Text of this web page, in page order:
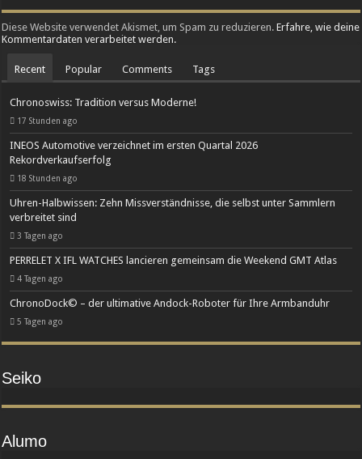
Diese Website verwendet Akismet, um Spam zu reduzieren.Erfahre, wie deine
Kommentardaten verarbeitet werden.
Recent Popular Comments Tags
Chronoswiss: Tradition versus Moderne!
17 Stunden ago
INEOS Automotive verzeichnet im ersten Quartal 2026
Rekordverkaufserfolg
18 Stunden ago
Uhren-Halbwissen: Zehn Missverständnisse, die selbst unter Sammlern
verbreitet sind
3 Tagen ago
PERRELET X IFL WATCHES lancieren gemeinsam die Weekend GMT Atlas
4 Tagen ago
ChronoDock© – der ultimative Andock-Roboter für Ihre Armbanduhr
5 Tagen ago
Seiko
Alumo